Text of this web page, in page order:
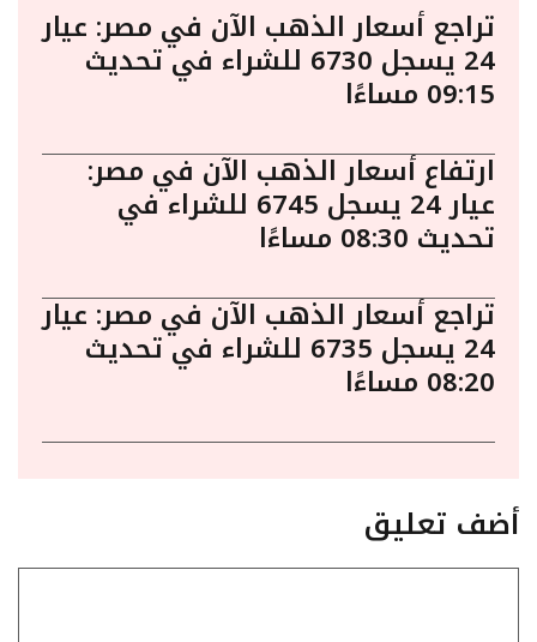
تراجع أسعار الذهب الآن في مصر: عيار
24 يسجل 6730 للشراء في تحديث
09:15 مساءًا
ارتفاع أسعار الذهب الآن في مصر:
عيار 24 يسجل 6745 للشراء في
تحديث 08:30 مساءًا
تراجع أسعار الذهب الآن في مصر: عيار
24 يسجل 6735 للشراء في تحديث
08:20 مساءًا
أضف تعليق